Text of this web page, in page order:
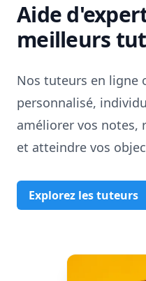
Aide
meilleurs
Nos tuteurs en ligne
personnalisé,
améliorer vos notes,
et atteindre vos
Explorez les tuteurs